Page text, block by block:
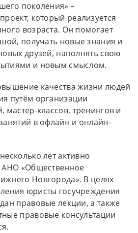
поколения» –
который реализуется
возраста. Он помогает
получать новые знания и
друзей, наполнять свою
и новым смыслом.
качества жизни людей
путём организации
мастер-классов, тренингов и
в офлайн и онлайн-
лет активно
АНО «Общественное
Новгорода». В целях
юристы госучреждения
правовые лекции, а также
правовые консультации